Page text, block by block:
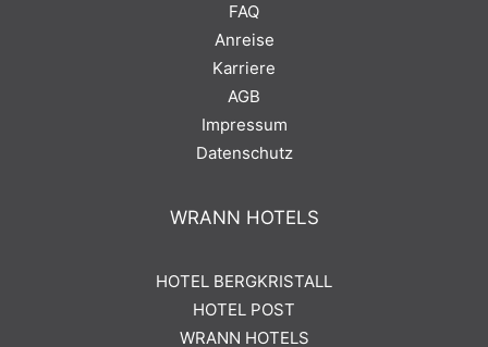
FAQ
Anreise
Karriere
AGB
Impressum
Datenschutz
WRANN HOTELS
HOTEL BERGKRISTALL
HOTEL POST
WRANN HOTELS